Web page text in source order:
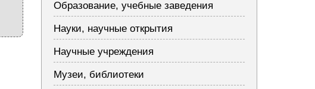
Образование, учебные заведения
Науки, научные открытия
Научные учреждения
Музеи, библиотеки